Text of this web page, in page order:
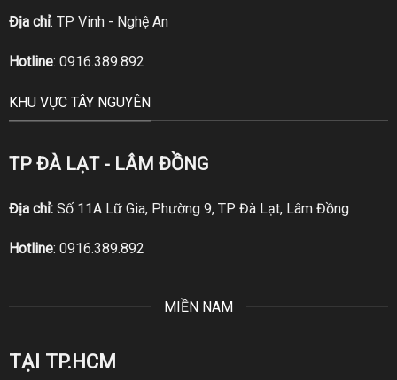
Địa chỉ: TP Vinh - Nghệ An
Hotline: 0916.389.892
KHU VỰC TÂY NGUYÊN
TP ĐÀ LẠT - LÂM ĐỒNG
Địa chỉ:Số 11A Lữ Gia, Phường 9, TP Đà Lạt, Lâm Đồng
Hotline: 0916.389.892
MIỀN NAM
TẠI TP.HCM